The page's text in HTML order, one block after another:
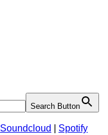
Search Button
Soundcloud Spotify